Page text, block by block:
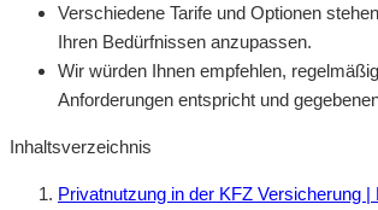
Verschiedene Tarife und Optionen
Ihren Bedürfnissen anzupassen.
Wir würden Ihnen empfehlen,
Anforderungen entspricht und
Inhaltsverzeichnis
Privatnutzung in der KFZ Versicherung |